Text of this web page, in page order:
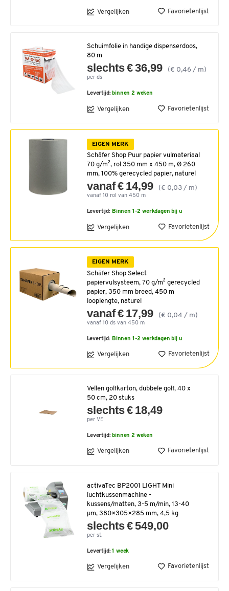
Vergelijken Favorietenlijst
Schuimfolie in handige dispenserdoos,
80 m
slechts € 36,99 (€ 0,46 / m)
per ds
Levertijd: binnen 2 weken
Vergelijken Favorietenlijst
EIGEN MERK
Schäfer Shop Puur papier vulmateriaal
70 g/m², rol 350 mm x 450 m, Ø 260
mm, 100% gerecycled papier, naturel
vanaf € 14,99 (€ 0,03 / m)
vanaf 10 rol van 450 m
Levertijd: Binnen 1-2 werkdagen bij u
Vergelijken Favorietenlijst
EIGEN MERK
Schäfer Shop Select
papiervulsysteem, 70 g/m² gerecycled
papier, 350 mm breed, 450 m
looplengte, naturel
vanaf € 17,99 (€ 0,04 / m)
vanaf 10 ds van 450 m
Levertijd: Binnen 1-2 werkdagen bij u
Vergelijken Favorietenlijst
Vellen golfkarton, dubbele golf, 40 x
50 cm, 20 stuks
slechts € 18,49
per VE
Levertijd: binnen 2 weken
Vergelijken Favorietenlijst
activaTec BP2001 LIGHT Mini
luchtkussenmachine -
kussens/matten, 3-5 m/min, 13-40
µm, 380×305×285 mm, 4,5 kg
slechts € 549,00
per st.
Levertijd:1 week
Vergelijken Favorietenlijst